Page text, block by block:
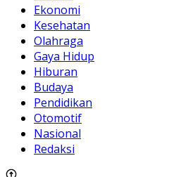
Ekonomi
Kesehatan
Olahraga
Gaya Hidup
Hiburan
Budaya
Pendidikan
Otomotif
Nasional
Redaksi